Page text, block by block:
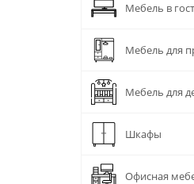
Мебель в
Мебель для
Мебель для
Шкафы
Офисная